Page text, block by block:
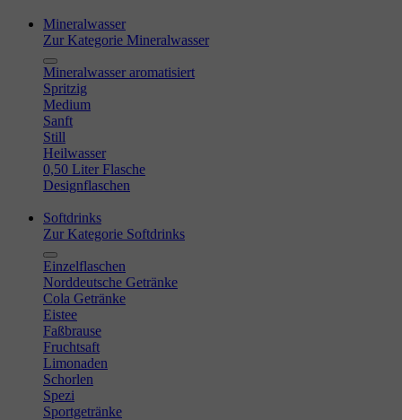
Mineralwasser
Zur Kategorie Mineralwasser
Mineralwasser aromatisiert
Spritzig
Medium
Sanft
Still
Heilwasser
0,50 Liter Flasche
Designflaschen
Softdrinks
Zur Kategorie Softdrinks
Einzelflaschen
Norddeutsche Getränke
Cola Getränke
Eistee
Faßbrause
Fruchtsaft
Limonaden
Schorlen
Spezi
Sportgetränke